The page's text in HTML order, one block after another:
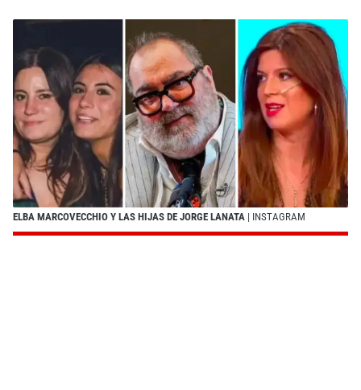
ELBA MARCOVECCHIO Y LAS HIJAS DE JORGE LANATA | INSTAGRAM